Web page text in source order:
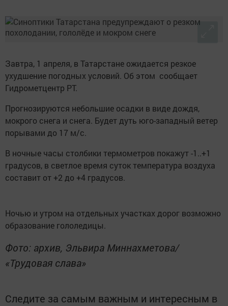
Завтра, 1 апреля, в Татарстане ожидается резкое
ухудшение погодных условий. Об этом сообщает
Гидрометцентр РТ.
Прогнозируются небольшие осадки в виде дождя,
мокрого снега и снега. Будет дуть юго-западный ветер
порывами до 17 м/с.
В ночные часы столбики термометров покажут -1..+1
градусов, в светлое время суток температура воздуха
составит от +2 до +4 градусов.
Ночью и утром на отдельных участках дорог возможно
образование гололедицы.
Фото: архив, Эльвира Миннахметова/
«Трудовая слава»
Следите за самым важным и интересным в